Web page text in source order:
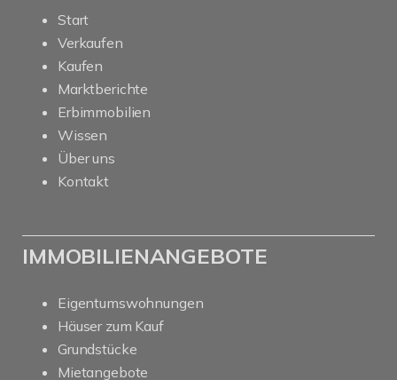
Start
Verkaufen
Kaufen
Marktberichte
Erbimmobilien
Wissen
Über uns
Kontakt
IMMOBILIENANGEBOTE
Eigentumswohnungen
Häuser zum Kauf
Grundstücke
Mietangebote